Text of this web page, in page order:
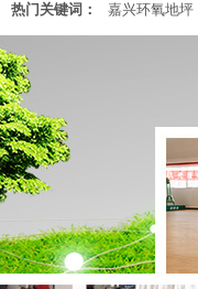
热门关键词： 嘉兴环氧地坪